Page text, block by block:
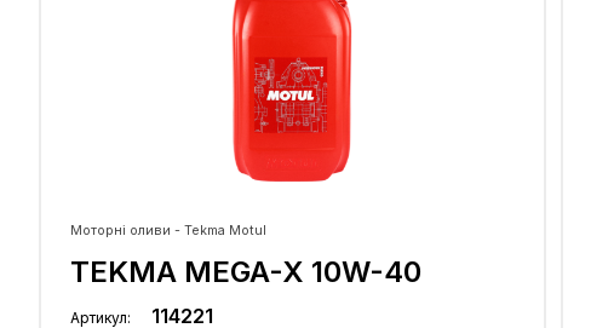
Моторні оливи - Tekma Motul
TEKMA MEGA-X 10W-40
Артикул: 114221